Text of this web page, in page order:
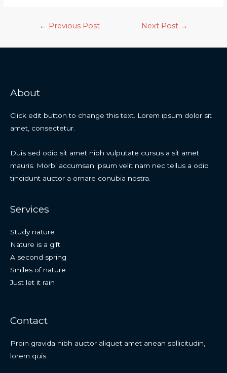
← Previous Post Next Post →
About
Click edit button to change this text. Lorem ipsum dolor sit
amet, consectetur.
Duis sed odio sit amet nibh vulputate cursus a sit amet
mauris. Morbi accumsan ipsum velit nam nec tellus a odio
tincidunt auctor a ornare conubia nostra.
Services
Study nature
Nature is a gift
A second spring
Smiles of nature
Just let it rain
Contact
Proin gravida nibh auctor aliquet amet anean sollicitudin,
lorem quis.